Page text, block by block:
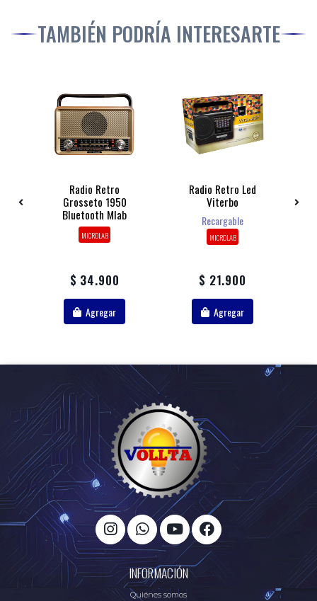
TAMBIÉN PODRÍA INTERESARTE
Radio Retro
Grosseto 1950
Bluetooth Mlab
MICROLAB
$ 34.900
Agregar
Radio Retro Led
Viterbo
Recargable
MICROLAB
$ 21.900
Agregar
INFORMACIÓN
Quiénes somos